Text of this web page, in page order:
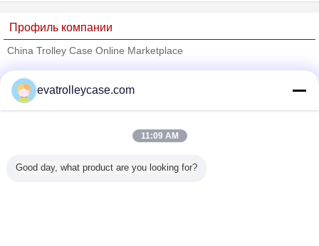
Профиль компании
China Trolley Case Online Marketplace
Trust Seal
Verified Suplier
Все продукты
evatrolleycase.com
11:09 AM
Good day, what product are you looking for?